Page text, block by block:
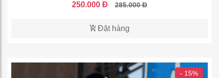
250.000 Đ 285.000 Đ
Đặt hàng
- 15%